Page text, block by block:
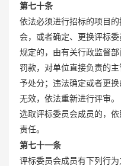
第七十条
依法必须进行招标的项目
会，或者确定、更换评标委
规定的，由有关行政监督
罚款，对单位直接负责的
予处分；违法确定或者更
无效，依法重新进行评审
选取评标委员会成员的，
责任。
第七十一条
评标委员会成员有下列行